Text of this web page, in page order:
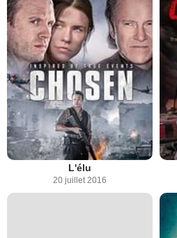
L'élu
20 juillet 2016